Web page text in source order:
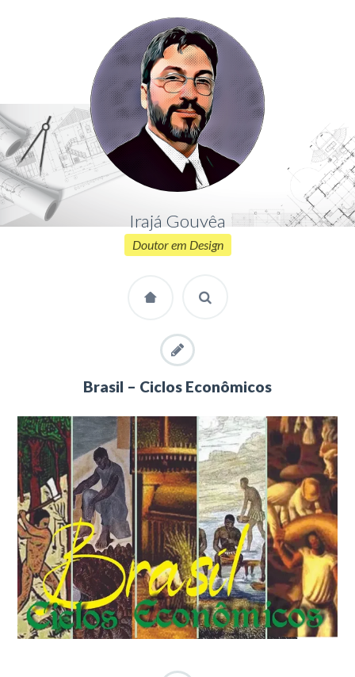
Irajá Gouvêa
Doutor em Design
Brasil – Ciclos Econômicos